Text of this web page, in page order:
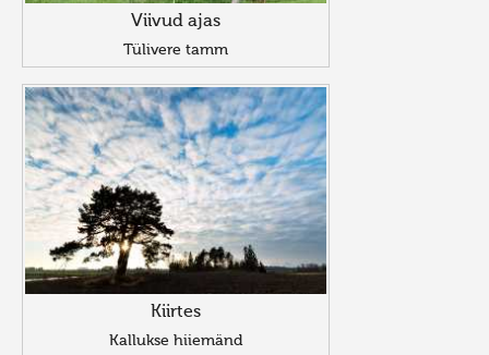
Viivud ajas
Tülivere tamm
Kiirtes
Kallukse hiiemänd